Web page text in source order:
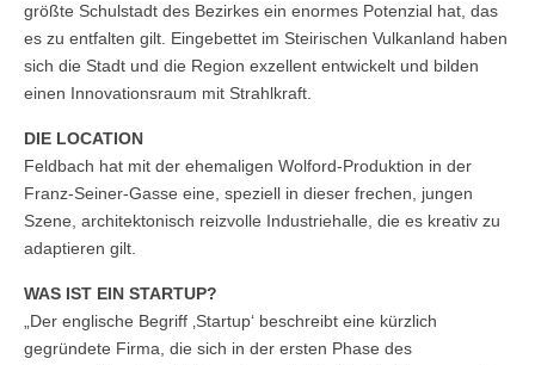
größte Schulstadt des Bezirkes ein enormes Potenzial hat, das
es zu entfalten gilt. Eingebettet im Steirischen Vulkanland haben
sich die Stadt und die Region exzellent entwickelt und bilden
einen Innovationsraum mit Strahlkraft.
DIE LOCATION
Feldbach hat mit der ehemaligen Wolford-Produktion in der
Franz-Seiner-Gasse eine, speziell in dieser frechen, jungen
Szene, architektonisch reizvolle Industriehalle, die es kreativ zu
adaptieren gilt.
WAS IST EIN STARTUP?
„Der englische Begriff ‚Startup‘ beschreibt eine kürzlich
gegründete Firma, die sich in der ersten Phase des